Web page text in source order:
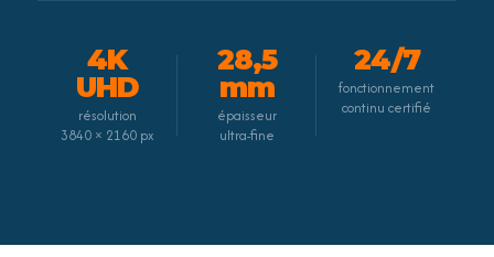
4K
UHD
résolution
3840 × 2160 px
28,5
mm
épaisseur
ultra-fine
24/7
fonctionnement
continu certifié